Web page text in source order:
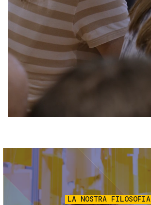
Servizi e accessibilità
Contatti
FAQ
Biglietti
Immagine
LA NOSTRA FILOSOFIA